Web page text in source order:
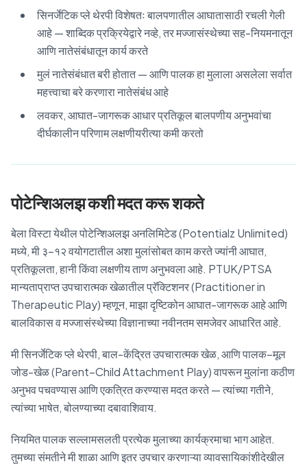
सिनर्जेटिक प्ले थेरपी विशेषतः बालपणातील आघातासाठी रचली गेली
आहे — शाब्दिक प्रक्रियेद्वारे नव्हे, तर मज्जासंस्थेच्या सह-नियमनातून
आणि नातेसंबंधातून कार्य करते
मुलं नातेसंबंधात बरी होतात — आणि पालक हा मुलाला असलेला सर्वात
महत्त्वाचा बरे करणारा नातेसंबंध आहे
लवकर, आघात-जागरूक आधार प्रतिकूल बालपणीय अनुभवांचा
दीर्घकालीन परिणाम लक्षणीयरीत्या कमी करतो
पोटेन्शिअलझ कशी मदत करू शकते
बेला विस्टा येथील पोटेन्शिअलझ अनलिमिटेड (Potentialz Unlimited)
मध्ये, मी ३–१२ वयोगटातील अशा मुलांसोबत काम करते ज्यांनी आघात,
प्रतिकूलता, हानी किंवा लक्षणीय ताण अनुभवला आहे. PTUK/PTSA
मान्यताप्राप्त उपचारात्मक खेळातील प्रॅक्टिशनर (Practitioner in
Therapeutic Play) म्हणून, माझा दृष्टिकोन आघात-जागरूक आहे आणि
बालविकास व मज्जासंस्थेच्या विज्ञानाच्या नवीनतम समजेवर आधारित आहे.
मी सिनर्जेटिक प्ले थेरपी, बाल-केंद्रित उपचारात्मक खेळ, आणि पालक–मूल
जोड-खेळ (Parent–Child Attachment Play) वापरून मुलांना कठीण
अनुभव पचवण्यास आणि एकत्रित करण्यास मदत करते — त्यांच्या गतीने,
त्यांच्या भाषेत, बोलण्याच्या दबावाशिवाय.
नियमित पालक सल्लामसलती प्रत्येक मुलाच्या कार्यक्रमाचा भाग आहेत.
तुमच्या संमतीने मी शाळा आणि इतर उपचार करणाऱ्या व्यावसायिकांशीदेखील